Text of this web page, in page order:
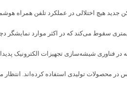
هیچ اختلالی در عملکرد تلفن‌ همراه